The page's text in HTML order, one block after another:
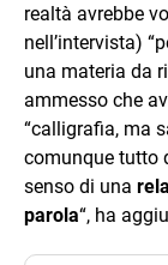
realtà avrebbe
nell’intervista)
una materia da
ammesso che
“calligrafia, ma
comunque tutto
senso di una
parola“, ha